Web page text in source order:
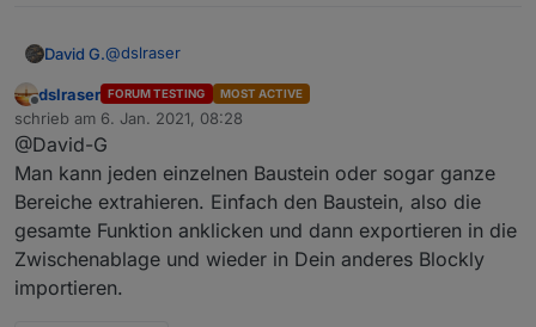
David G.@dslraser
Importieren ist was doof, möchte es in ein größeres
Script was ich schon habe integrieren.
Kann man die Funktion aus dem Export extrahieren?
Offline
dslraser FORUM TESTING MOST ACTIVE
schrieb am 6. Jan. 2021, 08:28
zuletzt editiert von
@David-G
Man kann jeden einzelnen Baustein oder sogar ganze
Bereiche extrahieren. Einfach den Baustein, also die
gesamte Funktion anklicken und dann exportieren in die
Zwischenablage und wieder in Dein anderes Blockly
importieren.